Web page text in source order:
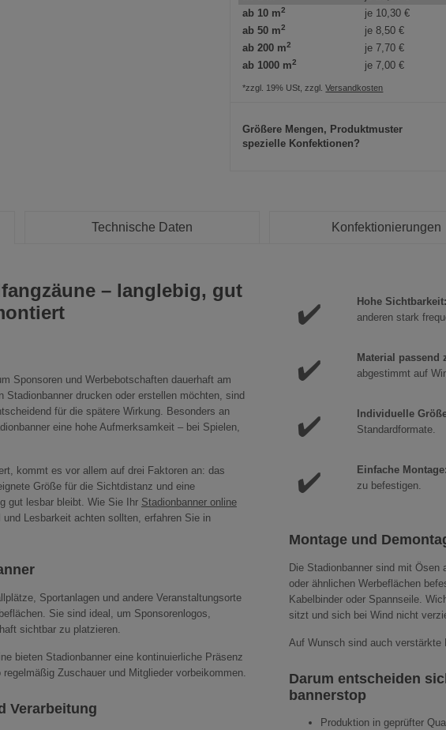
ab 10 m2 je 10,30 €
ab 50 m2 je8,50 €
ab 200 m2 je7,70 €
ab 1000 m2 je7,00 €
*zzgl. 19% USt, zzgl.Versandkosten
Größere Mengen, Produktmuster
spezielle Konfektionen?
– langlebig, gut
Sponsoren und Werbebotschaften dauerhaft am
drucken oder erstellen möchten, sind
für die spätere Wirkung. Besonders an
eine hohe Aufmerksamkeit – bei Spielen,
kommt es vor allem auf drei Faktoren an: das
Größe für die Sichtdistanz und eine
gut lesbar bleibt. Wie Sie Ihr Stadionbanner online
Lesbarkeit achten sollten, erfahren Sie in
Sportanlagen und andere Veranstaltungsorte
Sie sind ideal, um Sponsorenlogos,
sichtbar zu platzieren.
bieten Stadionbanner eine kontinuierliche Präsenz
Zuschauer und Mitglieder vorbeikommen.
Verarbeitung
✔️ Hohe Sichtbarkeit:
anderen stark
✔️ Material passend
abgestimmt auf
✔️ Individuelle
Standardformate.
✔️ Einfache Montage:
zu befestigen.
Montage und
Die Stadionbanner sind mit
oder ähnlichen Werbeflächen
Kabelbinder oder Spannseile.
sitzt und sich bei Wind nicht
Auf Wunsch sind auch verstärkte
Darum entscheiden
bannerstop
Produktion in geprüfter
Technische Daten Konfektionierungen